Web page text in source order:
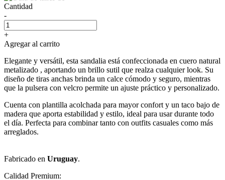
Cantidad
-
+
Agregar al carrito
Elegante y versátil, esta sandalia está confeccionada en cuero natural
metalizado , aportando un brillo sutil que realza cualquier look. Su
diseño de tiras anchas brinda un calce cómodo y seguro, mientras
que la pulsera con velcro permite un ajuste práctico y personalizado.
Cuenta con plantilla acolchada para mayor confort y un taco bajo de
madera que aporta estabilidad y estilo, ideal para usar durante todo
el día. Perfecta para combinar tanto con outfits casuales como más
arreglados.
Fabricado en Uruguay.
Calidad Premium: